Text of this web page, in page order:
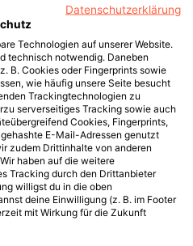
Datenschutzerklärung
Technologien auf unserer Website.
technisch notwendig. Daneben
B. Cookies oder Fingerprints sowie
wie häufig unsere Seite besucht
Trackingtechnologien zu
serverseitiges Tracking sowie auch
Cookies, Fingerprints,
E-Mail-Adressen genutzt
zudem Drittinhalte von anderen
haben auf die weitere
Tracking durch den Drittanbieter
willigst du in die oben
deine Einwilligung (z. B. im Footer
mit Wirkung für die Zukunft